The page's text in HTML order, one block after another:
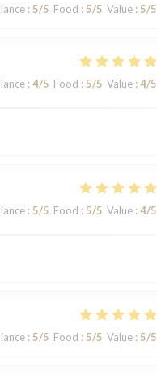
: 5/5 Food : 5/5 Value : 5/5
: 4/5 Food : 5/5 Value : 4/5
: 5/5 Food : 5/5 Value : 4/5
: 5/5 Food : 5/5 Value : 5/5